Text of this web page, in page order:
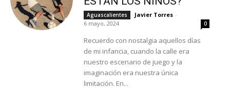
Aguascalientes Javier Torres -
6 mayo, 2024
0
Recuerdo con nostalgia aquellos días
de mi infancia, cuando la calle era
nuestro escenario de juego y la
imaginación era nuestra única
limitación. En...